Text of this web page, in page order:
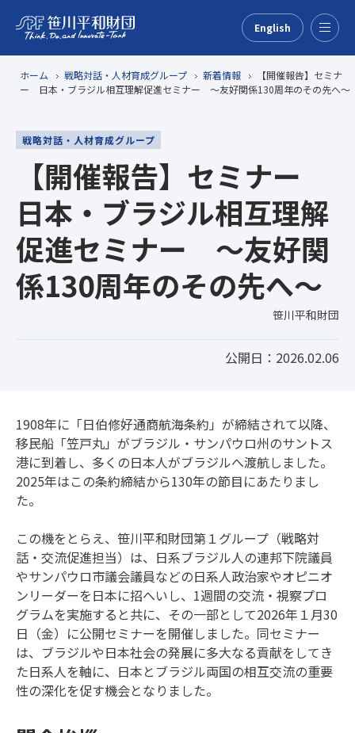
English
ホーム 戦略対話・人材育成グループ 新着情報
【開催報告】セミナ
ー 日本・ブラジル相互理解促進セミナー ～友好関係130周年のその先へ～
戦略対話・人材育成グループ
【開催報告】セミナー
日本・ブラジル相互理解
促進セミナー ～友好関
係130周年のその先へ～
笹川平和財団
公開日：2026.02.06
1908年に「日伯修好通商航海条約」が締結されて以降、
移民船「笠戸丸」がブラジル・サンパウロ州のサントス
港に到着し、多くの日本人がブラジルへ渡航しました。
2025年はこの条約締結から130年の節目にあたりまし
た。
この機をとらえ、笹川平和財団第１グループ（戦略対
話・交流促進担当）は、日系ブラジル人の連邦下院議員
やサンパウロ市議会議員などの日系人政治家やオピニオ
ンリーダーを日本に招へいし、1週間の交流・視察プロ
グラムを実施すると共に、その一部として2026年１月30
日（金）に公開セミナーを開催しました。同セミナー
は、ブラジルや日本社会の発展に多大なる貢献をしてき
た日系人を軸に、日本とブラジル両国の相互交流の重要
性の深化を促す機会となりました。